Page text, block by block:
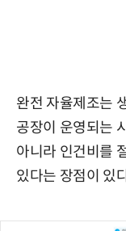
완전 자율제조는
공장이 운영되는
아니라 인건비를
있다는 장점이 있